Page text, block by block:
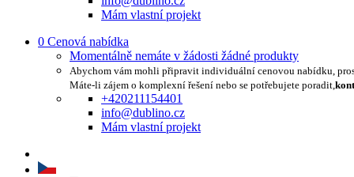
Mám vlastní projekt
0 Cenová nabídka
Momentálně nemáte v žádosti žádné produkty
Abychom vám mohli připravit individuální cenovou nabídku,
Máte-li zájem o komplexní řešení nebo se potřebujete poradit,
+420211154401
info@dublino.cz
Mám vlastní projekt